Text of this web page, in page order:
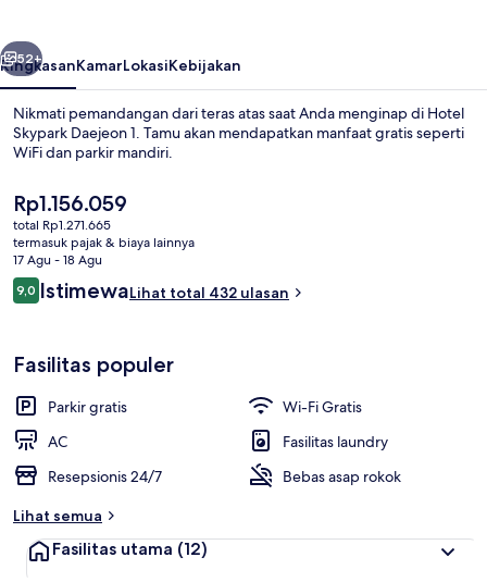
Eksterior
Berikutnya
52+
RingkasanKamarLokasiKebijakan
Nikmati pemandangan dari teras atas saat Anda menginap di Hotel
Skypark Daejeon 1. Tamu akan mendapatkan manfaat gratis seperti
WiFi dan parkir mandiri.
Harga
saat
ini
Rp1.156.059
Rp1.156.059
total Rp1.271.665
termasuk pajak & biaya lainnya
17 Agu - 18 Agu
Ulasan
9,09,0 dari 10
IstimewaLihat total 432 ulasan
Fasilitas populer
Parkir gratis
Wi-Fi Gratis
AC
Fasilitas laundry
Resepsionis 24/7
Bebas asap rokok
Lihat semua
Fasilitas utama (12)